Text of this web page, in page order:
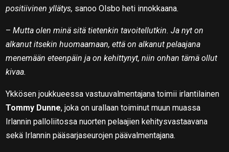
positiivinen yllätys, sanoo Olsbo heti innokkaana.
–Mutta olen minä sitä tietenkin tavoitellutkin. Ja nyt on
alkanut itsekin huomaamaan, että on alkanut pelaajana
menemään eteenpäin ja on kehittynyt, niin onhan tämä ollut
kivaa.
Ykkösen joukkueessa vastuuvalmentajana toimii irlantilainen
Tommy Dunne, joka on urallaan toiminut muun muassa
Irlannin palloliitossa nuorten pelaajien kehitysvastaavana
sekä Irlannin pääsarjaseurojen päävalmentajana.